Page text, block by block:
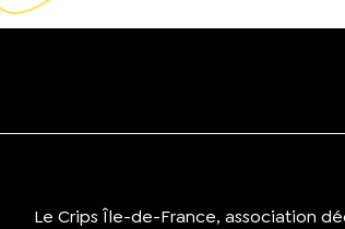
Le Crips Île-de-France, association